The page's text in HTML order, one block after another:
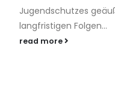
Jugendschutzes
langfristigen Folgen...
read more